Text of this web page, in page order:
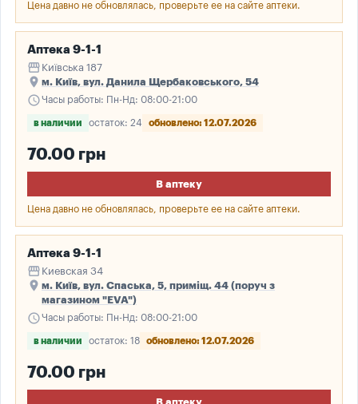
Цена давно не обновлялась, проверьте ее на сайте аптеки.
Аптека 9-1-1
storefront Київська 187
place м. Київ, вул. Данила Щербаковського, 54
scheduleЧасы работы: Пн-Нд: 08:00-21:00
в наличии остаток: 24 обновлено: 12.07.2026
70.00 грн
В аптеку
Цена давно не обновлялась, проверьте ее на сайте аптеки.
Аптека 9-1-1
storefront Киевская 34
place м. Київ, вул. Спаська, 5, приміщ. 44 (поруч з
магазином "EVA")
scheduleЧасы работы: Пн-Нд: 08:00-21:00
в наличии остаток: 18 обновлено: 12.07.2026
70.00 грн